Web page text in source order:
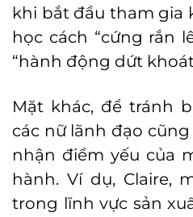
khi bắt đầu tham gia
học cách “cứng rắn
“hành động dứt
Mặt khác, để tránh
các nữ lãnh đạo
nhận điểm yếu của
hành. Ví dụ, Claire,
trong lĩnh vực sản